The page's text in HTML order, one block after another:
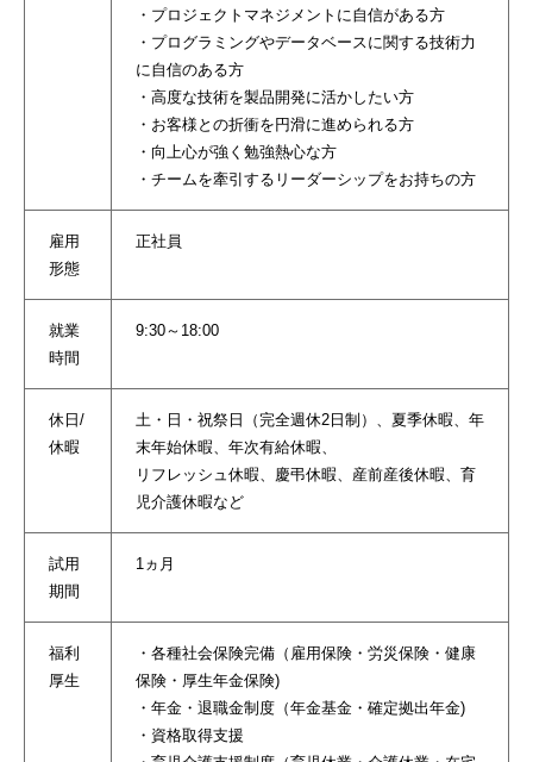
・プロジェクトマネジメントに自信がある方
・プログラミングやデータベースに関する技術力
に自信のある方
・高度な技術を製品開発に活かしたい方
・お客様との折衝を円滑に進められる方
・向上心が強く勉強熱心な方
・チームを牽引するリーダーシップをお持ちの方
雇用
形態
正社員
就業
時間
9:30～18:00
休日/
休暇
土・日・祝祭日（完全週休2日制）、夏季休暇、年
末年始休暇、年次有給休暇、
リフレッシュ休暇、慶弔休暇、産前産後休暇、育
児介護休暇など
試用
期間
1ヵ月
福利
厚生
・各種社会保険完備（雇用保険・労災保険・健康
保険・厚生年金保険)
・年金・退職金制度（年金基金・確定拠出年金)
・資格取得支援